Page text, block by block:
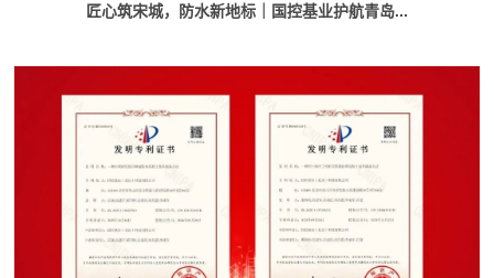
匠心筑宋城，防水新地标｜国控基业护航青岛...